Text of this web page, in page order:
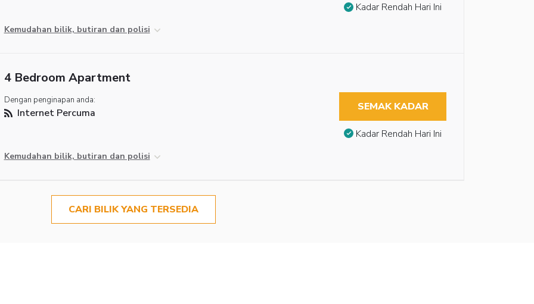
Kemudahan bilik, butiran dan polisi
Kadar Rendah Hari Ini
4 Bedroom Apartment
Dengan penginapan anda:
Internet Percuma
Kemudahan bilik, butiran dan polisi
SEMAK KADAR
Kadar Rendah Hari Ini
CARI BILIK YANG TERSEDIA